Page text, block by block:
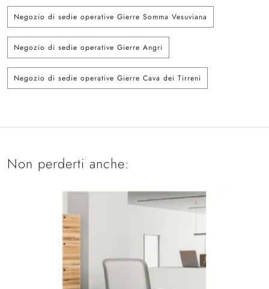
Negozio di sedie operative Gierre Somma Vesuviana
Negozio di sedie operative Gierre Angri
Negozio di sedie operative Gierre Cava dei Tirreni
Non perderti anche: